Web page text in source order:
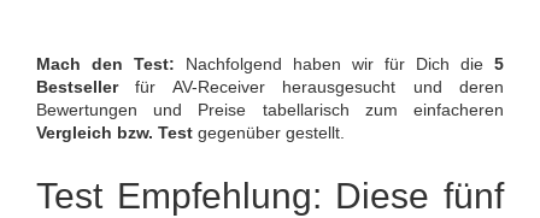
Mach den Test: Nachfolgend haben wir für Dich die 5
Bestsellerfür AV-Receiver herausgesucht und deren
Bewertungen und Preise tabellarisch zum einfacheren
Vergleich bzw. Test gegenüber gestellt.
Test Empfehlung: Diese fünf